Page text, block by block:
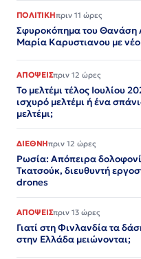
ΠΟΛΙΤΙΚΗπριν 11 ώρες
Σφυροκόπημα του Θανάση
Μαρία Καρυστιανου με νέο
ΑΠΟΨΕΙΣπριν 12 ώρες
Το μελτέμι τέλος Ιουλίου
ισχυρό μελτέμι ή ένα
μελτέμι;
ΔΙΕΘΝΗπριν 12 ώρες
Ρωσία: Απόπειρα
Τκατσούκ, διευθυντή
drones
ΑΠΟΨΕΙΣπριν 13 ώρες
Γιατί στη Φινλανδία τα
στην Ελλάδα μειώνονται;